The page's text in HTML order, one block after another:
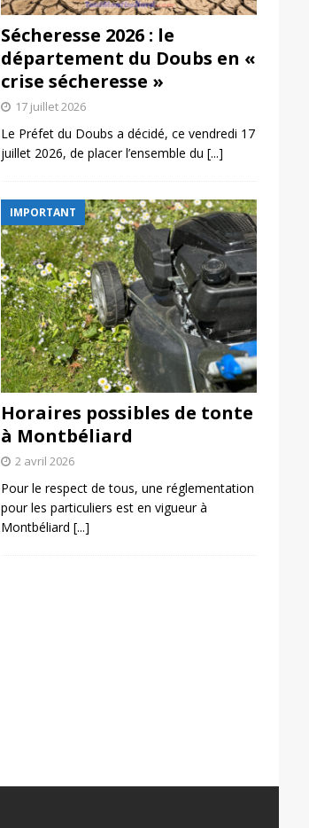
Sécheresse 2026 : le
département du Doubs en «
crise sécheresse »
17 juillet 2026
Le Préfet du Doubs a décidé, ce vendredi 17
juillet 2026, de placer l’ensemble du [...]
IMPORTANT
Horaires possibles de tonte
à Montbéliard
2 avril 2026
Pour le respect de tous, une réglementation
pour les particuliers est en vigueur à
Montbéliard [...]